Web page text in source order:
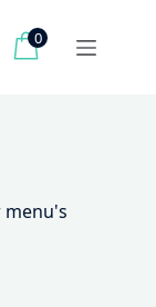
0
menu's